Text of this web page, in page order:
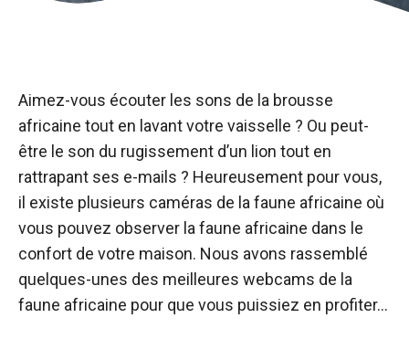
Aimez-vous écouter les sons de la brousse
africaine tout en lavant votre vaisselle ? Ou peut-
être le son du rugissement d’un lion tout en
rattrapant ses e-mails ? Heureusement pour vous,
il existe plusieurs caméras de la faune africaine où
vous pouvez observer la faune africaine dans le
confort de votre maison. Nous avons rassemblé
quelques-unes des meilleures webcams de la
faune africaine pour que vous puissiez en profiter…